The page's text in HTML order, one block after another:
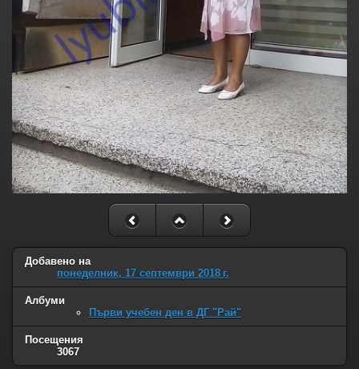
Добавено на
понеделник, 17 септември 2018 г.
Албуми
Първи учебен ден в ДГ "Рай"
Посещения
3067